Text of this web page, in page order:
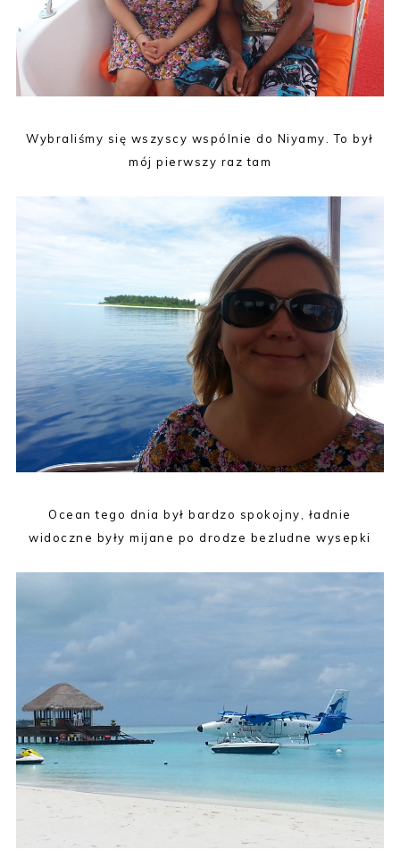
Wybraliśmy się wszyscy wspólnie do Niyamy. To był
mój pierwszy raz tam
Ocean tego dnia był bardzo spokojny, ładnie
widoczne były mijane po drodze bezludne wysepki